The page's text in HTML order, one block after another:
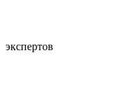
экспертов